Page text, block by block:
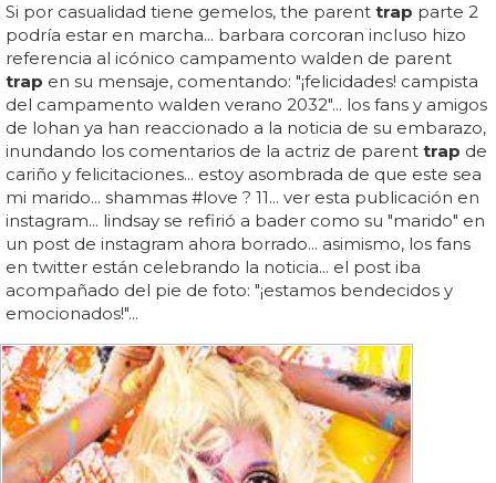
Si por casualidad tiene gemelos, the parent trap parte 2
podría estar en marcha... barbara corcoran incluso hizo
referencia al icónico campamento walden de parent
trap en su mensaje, comentando: "¡felicidades! campista
del campamento walden verano 2032"... los fans y amigos
de lohan ya han reaccionado a la noticia de su embarazo,
inundando los comentarios de la actriz de parent trap de
cariño y felicitaciones... estoy asombrada de que este sea
mi marido... shammas #love ? 11... ver esta publicación en
instagram... lindsay se refirió a bader como su "marido" en
un post de instagram ahora borrado... asimismo, los fans
en twitter están celebrando la noticia... el post iba
acompañado del pie de foto: "¡estamos bendecidos y
emocionados!"...